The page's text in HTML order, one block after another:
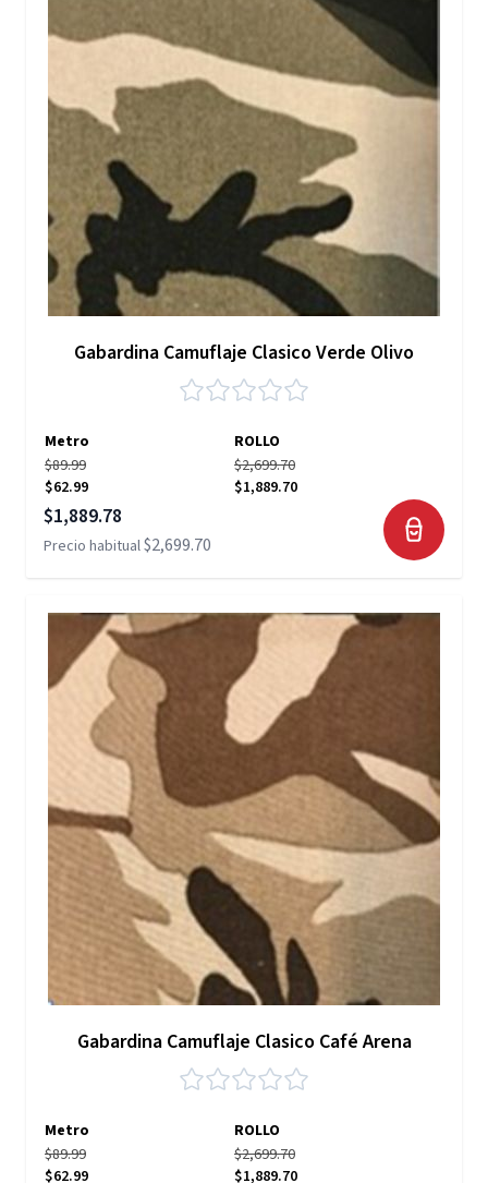
Gabardina Camuflaje Clasico Verde Olivo
Metro
ROLLO
$89.99
$62.99
$2,699.70
$1,889.70
Precio especial
$1,889.78
Precio habitual$2,699.70
Gabardina Camuflaje Clasico Café Arena
Metro
ROLLO
$89.99
$62.99
$2,699.70
$1,889.70